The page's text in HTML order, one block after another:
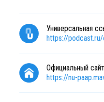
Универсальная
https://
Официальный сайт
https://nu-